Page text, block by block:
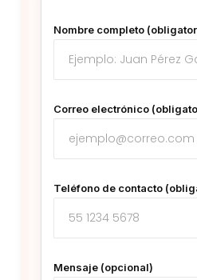
Nombre completo
Correo electrónico
Teléfono de contacto
Mensaje (opcional)